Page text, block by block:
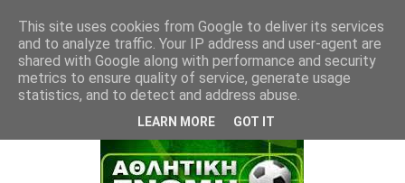
This site uses cookies from Google to deliver its services
and to analyze traffic. Your IP address and user-agent are
shared with Google along with performance and security
metrics to ensure quality of service, generate usage
statistics, and to detect and address abuse.
LEARN MORE GOT IT